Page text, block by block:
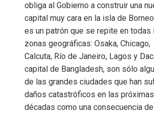
obliga al Gobierno a construir una
capital muy cara en la isla de
es un patrón que se repite en todas
zonas geográficas: Osaka, Chicago,
Calcuta, Río de Janeiro, Lagos y
capital de Bangladesh, son sólo
de las grandes ciudades que han
daños catastróficos en las próximas
décadas como una consecuencia del